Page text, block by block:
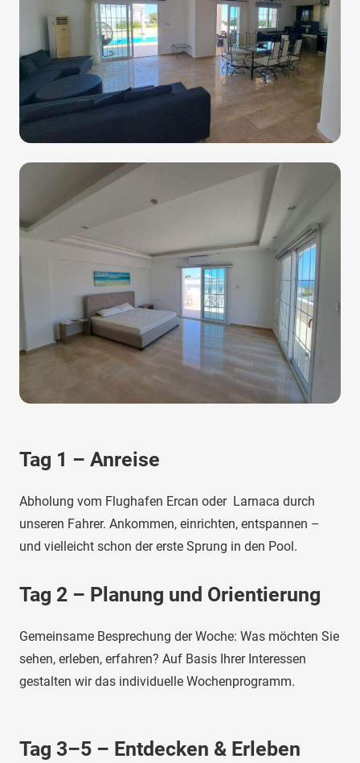
Tag 1 – Anreise
Abholung vom Flughafen Ercan oder Larnaca durch
unseren Fahrer. Ankommen, einrichten, entspannen –
und vielleicht schon der erste Sprung in den Pool.
Tag 2 – Planung und Orientierung
Gemeinsame Besprechung der Woche: Was möchten Sie
sehen, erleben, erfahren? Auf Basis Ihrer Interessen
gestalten wir das individuelle Wochenprogramm.
Tag 3–5 – Entdecken & Erleben